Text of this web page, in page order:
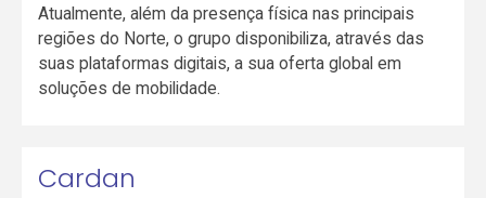
Atualmente, além da presença física nas principais
regiões do Norte, o grupo disponibiliza, através das
suas plataformas digitais, a sua oferta global em
soluções de mobilidade.
Cardan